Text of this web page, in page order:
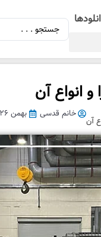
انواع آن
آن
خانم قدسی بهمن ۲۶, ۱۴۰۴